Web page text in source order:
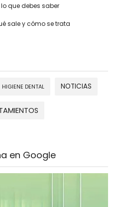
que debes saber
sale y cómo se trata
HIGIENE DENTAL NOTICIAS
en Google